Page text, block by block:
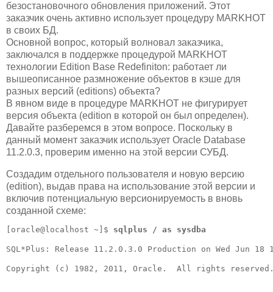
безостановочного обновления приложений. Этот
заказчик очень активно использует процедуру MARKHOT
в своих БД.
Основной вопрос, который волновал заказчика,
заключался в поддержке процедурой MARKHOT
технологии Edition Base Redefiniton: работает ли
вышеописанное размножение объектов в кэше для
разных версий (editions) объекта?
В явном виде в процедуре MARKHOT не фигурирует
версия объекта (edition в которой он был определен).
Давайте разберемся в этом вопросе. Поскольку в
данный момент заказчик использует Oracle Database
11.2.0.3, проверим именно на этой версии СУБД.
Создадим отдельного пользователя и новую версию
(edition), выдав права на использование этой версии и
включив потенциальную версионируемость в вновь
созданной схеме:
[oracle@localhost ~]$ sqlplus / as sysdba
SQL*Plus: Release 11.2.0.3.0 Production on Wed Jun 18
Copyright (c) 1982, 2011, Oracle.  All rights